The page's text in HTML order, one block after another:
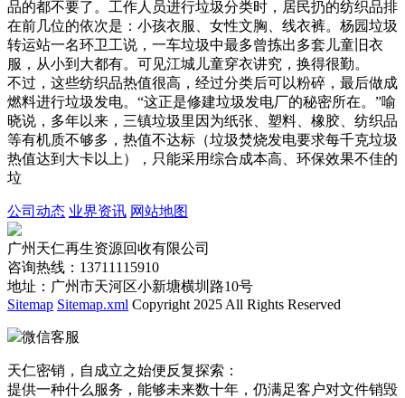
品的都不要了。工作人员进行垃圾分类时，居民扔的纺织品排
在前几位的依次是：小孩衣服、女性文胸、线衣裤。杨园垃圾
转运站一名环卫工说，一车垃圾中最多曾拣出多套儿童旧衣
服，从小到大都有。可见江城儿童穿衣讲究，换得很勤。
不过，这些纺织品热值很高，经过分类后可以粉碎，最后做成
燃料进行垃圾发电。“这正是修建垃圾发电厂的秘密所在。”喻
晓说，多年以来，三镇垃圾里因为纸张、塑料、橡胶、纺织品
等有机质不够多，热值不达标（垃圾焚烧发电要求每千克垃圾
热值达到大卡以上），只能采用综合成本高、环保效果不佳的
垃
公司动态 业界资讯 网站地图
广州天仁再生资源回收有限公司
咨询热线：13711115910
地址：广州市天河区小新塘横圳路10号
Sitemap Sitemap.xml Copyright 2025 All Rights Reserved
微信客服
天仁密销，自成立之始便反复探索：
提供一种什么服务，能够未来数十年，仍满足客户对文件销毁